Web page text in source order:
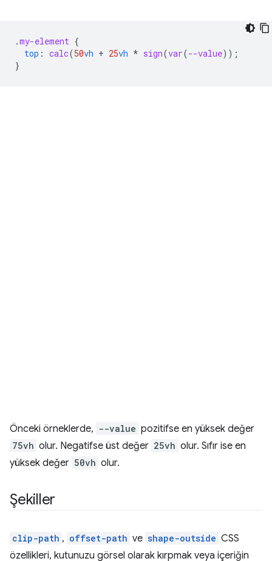
.my-element {
top : calc(50vh + 25vh * sign(var(--value)) ;
}
Önceki örneklerde, --value pozitifse en yüksek değer
75vh olur. Negatifse üst değer 25vh olur. Sıfır ise en
yüksek değer 50vh olur.
Şekiller
clip-path , offset-path ve shape-outside CSS
özellikleri, kutunuzu görsel olarak kırpmak veya içeriğin